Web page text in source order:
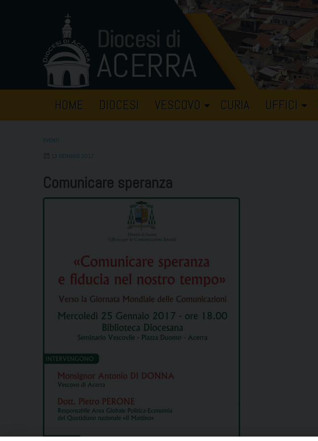
HOME DIOCESI VESCOVO CURIA UFFICI
EVENTI
13 GENNAIO 2017
Comunicare speranza